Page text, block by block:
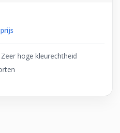
hoge kleurechtheid